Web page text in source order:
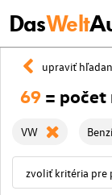
DasWelt
upraviť
69 = počet
VW